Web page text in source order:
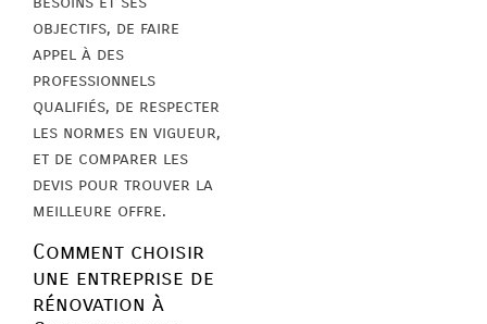
objectifs, de faire
appel à des
professionnels
qualifiés, de respecter
les normes en vigueur,
et de comparer les
devis pour trouver la
meilleure offre.
Comment choisir
une entreprise de
rénovation à